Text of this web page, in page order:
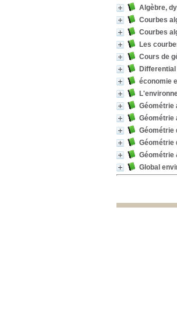
Algèbre,
Courbes
Courbes
Les
Cours de
économie
Géométrie
Géométrie
Géométrie
Géométrie
Géométrie
Global